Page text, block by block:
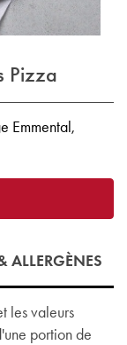
Pizza
Emmental,
ALLERGÈNES
les valeurs
portion de